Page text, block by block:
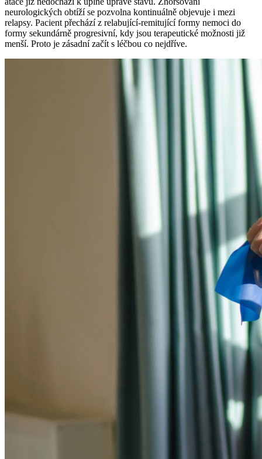
neurologických obtíží se pozvolna kontinuálně objevuje i mezi
relapsy. Pacient přechází z relabující-remitující formy nemoci do
formy sekundárně progresivní, kdy jsou terapeutické možnosti již
menší. Proto je zásadní začít s léčbou co nejdříve.